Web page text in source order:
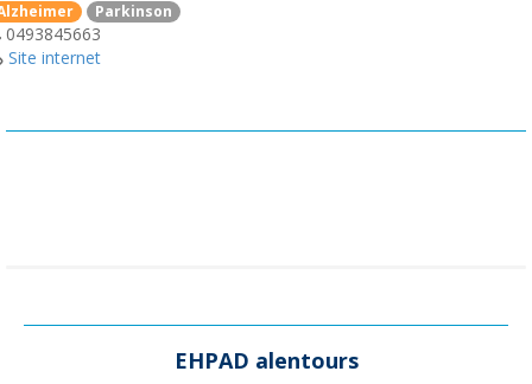
Parkinson
0493845663
Site internet
EHPAD alentours